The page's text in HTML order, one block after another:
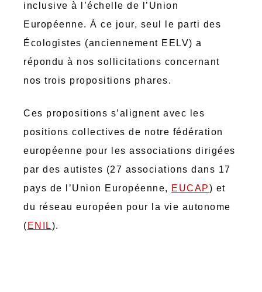
inclusive à l’échelle de l’Union
Européenne. À ce jour, seul le parti des
Écologistes (anciennement EELV) a
répondu à nos sollicitations concernant
nos trois propositions phares.
Ces propositions s’alignent avec les
positions collectives de notre fédération
européenne pour les associations dirigées
par des autistes (27 associations dans 17
pays de l’Union Européenne, EUCAP) et
du réseau européen pour la vie autonome
( ENIL).